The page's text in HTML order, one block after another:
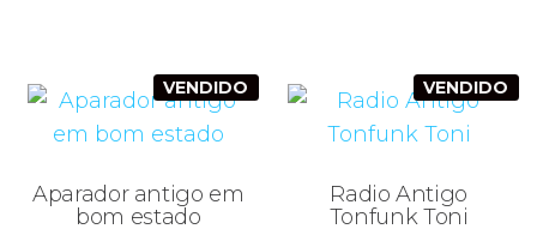
VENDIDO
Aparador antigo em
bom estado
VENDIDO
Radio Antigo
Tonfunk Toni